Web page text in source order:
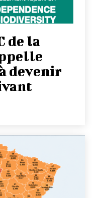
de la
devenir